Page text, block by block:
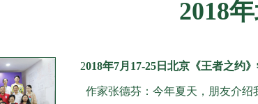
2018
2018年7月17-25日北京《王者之约
作家张德芬：今年夏天，朋友介